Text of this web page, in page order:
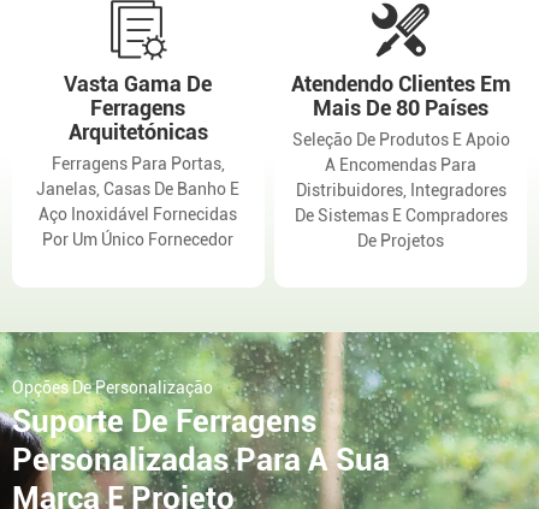
Vasta Gama De
Ferragens
Arquitetónicas
Ferragens Para Portas,
Janelas, Casas De Banho E
Aço Inoxidável Fornecidas
Por Um Único Fornecedor
Atendendo Clientes Em
Mais De 80 Países
Seleção De Produtos E Apoio
A Encomendas Para
Distribuidores, Integradores
De Sistemas E Compradores
De Projetos
Opções De Personalização
Suporte De Ferragens
Personalizadas Para A Sua
Marca E Projeto